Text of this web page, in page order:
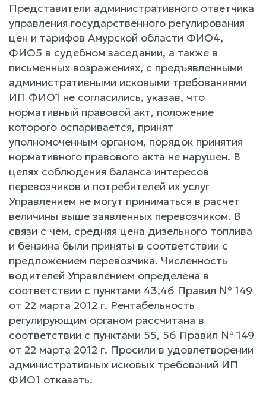
Представители административного ответчика
управления государственного регулирования
цен и тарифов Амурской области ФИО4,
ФИО5 в судебном заседании, а также в
письменных возражениях, с предъявленными
административными исковыми требованиями
ИП ФИО1 не согласились, указав, что
нормативный правовой акт, положение
которого оспаривается, принят
уполномоченным органом, порядок принятия
нормативного правового акта не нарушен. В
целях соблюдения баланса интересов
перевозчиков и потребителей их услуг
Управлением не могут приниматься в расчет
величины выше заявленных перевозчиком. В
связи с чем, средняя цена дизельного топлива
и бензина были приняты в соответствии с
предложением перевозчика. Численность
водителей Управлением определена в
соответствии с пунктами 43,46 Правил № 149
от 22 марта 2012 г. Рентабельность
регулирующим органом рассчитана в
соответствии с пунктами 55, 56 Правил № 149
от 22 марта 2012 г. Просили в удовлетворении
административных исковых требований ИП
ФИО1 отказать.